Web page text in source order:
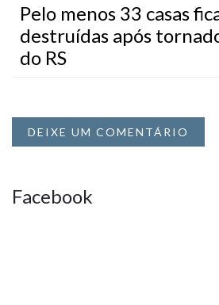
Pelo menos 33 casas
destruídas após
do RS
DEIXE UM COMENTÁRIO
Facebook